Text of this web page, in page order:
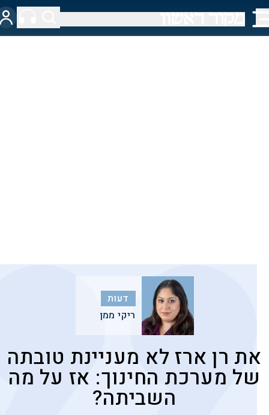
דעות
ריקי ממן
את רן ארז לא מעניינת טובתה
של מערכת החינוך: אז על מה
השביתה?